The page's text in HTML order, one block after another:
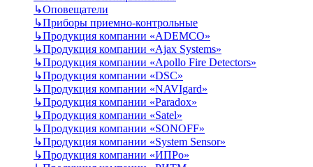
↳Оповещатели
↳Приборы приемно-контрольные
↳Продукция компании «ADEMCO»
↳Продукция компании «Ajax Systems»
↳Продукция компании «Apollo Fire Detectors»
↳Продукция компании «DSC»
↳Продукция компании «NAVIgard»
↳Продукция компании «Paradox»
↳Продукция компании «Satel»
↳Продукция компании «SONOFF»
↳Продукция компании «System Sensor»
↳Продукция компании «ИПРо»